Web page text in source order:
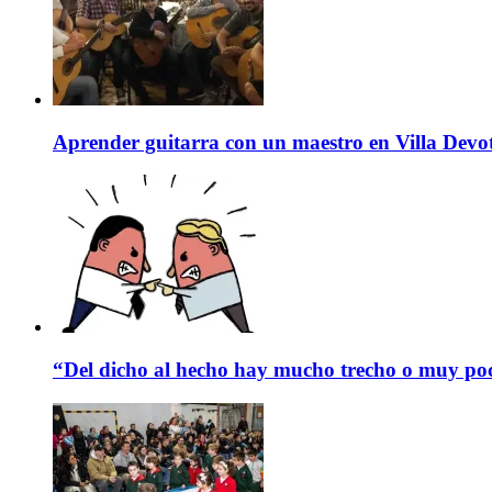
Aprender guitarra con un maestro en Villa
“Del dicho al hecho hay mucho trecho o muy